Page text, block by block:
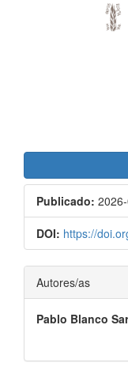
Publicado:
DOI: https://
principal
del
artículo
Autores/as
Pablo Blanco